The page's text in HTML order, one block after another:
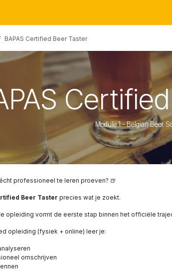
BAPAS Certified Beer Taster
Module 1 - Belgian Beer
professioneel te leren proeven? 🍺
Beer Taster precies wat je zoekt.
opleiding vormt de eerste stap binnen het officiële
opleiding (fysiek + online) leer je:
omschrijven